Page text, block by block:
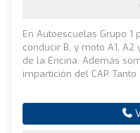
En Autoescuelas Grupo
conducir B, y moto A1,
de la Encina. Además
impartición del CAP. Tanto